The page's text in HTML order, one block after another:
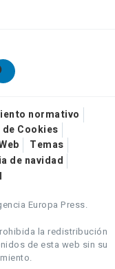
normativo
Cookies
Temas
de navidad
Europa Press.
la redistribución
de esta web sin su